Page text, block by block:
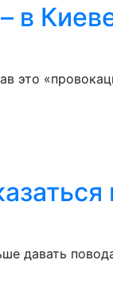
это
давать